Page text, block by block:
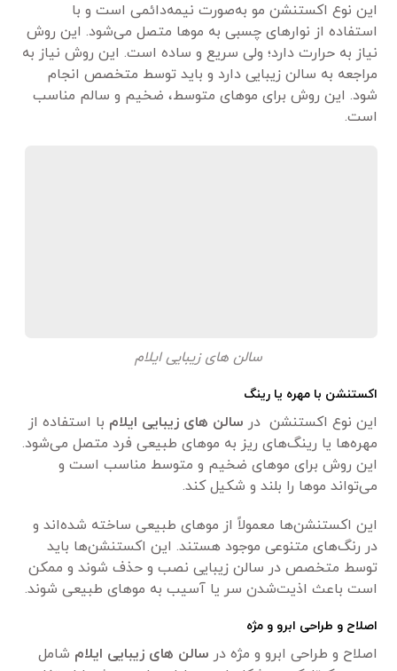
این نوع اکستنشن مو به‌صورت نیمه‌دائمی است و با
استفاده از نوارهای چسبی به موها متصل می‌شود. این روش
نیاز به حرارت دارد؛ ولی سریع و ساده است. این روش نیاز به
مراجعه به سالن زیبایی دارد و باید توسط متخصص انجام
شود. این روش برای موهای متوسط، ضخیم و سالم مناسب
است.
سالن های زیبایی ایلام
اکستنشن با مهره یا رینگ
این نوع اکستنشن در سالن های زیبایی ایلام با استفاده از
مهره‌ها یا رینگ‌های ریز به موهای طبیعی فرد متصل می‌شود.
این روش برای موهای ضخیم و متوسط مناسب است و
می‌تواند موها را بلند و شکیل کند.
این اکستنشن‌ها معمولاً از موهای طبیعی ساخته شده‌اند و
در رنگ‌های متنوعی موجود هستند. این اکستنشن‌ها باید
توسط متخصص در سالن زیبایی نصب و حذف شوند و ممکن
است باعث اذیت‌شدن سر یا آسیب به موهای طبیعی شوند.
اصلاح و طراحی ابرو و مژه
اصلاح و طراحی ابرو و مژه در سالن های زیبایی ایلام شامل